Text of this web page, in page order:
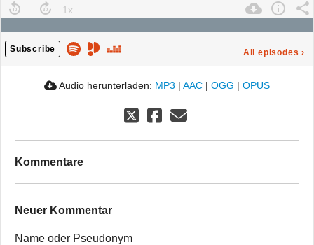
Subscribe All episodes ›
Audio herunterladen: MP3 | AAC | OGG | OPUS
Kommentare
Neuer Kommentar
Name oder Pseudonym